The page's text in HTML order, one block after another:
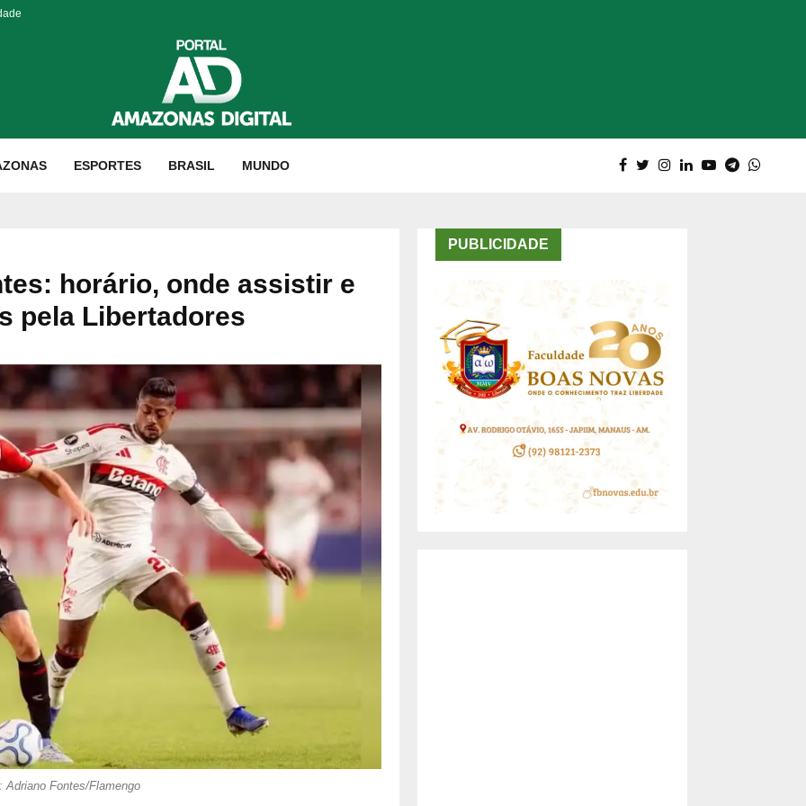
ESPORTES BRASIL MUNDO
horário, onde assistir e
pela Libertadores
Adriano Fontes/Flamengo
PUBLICIDADE